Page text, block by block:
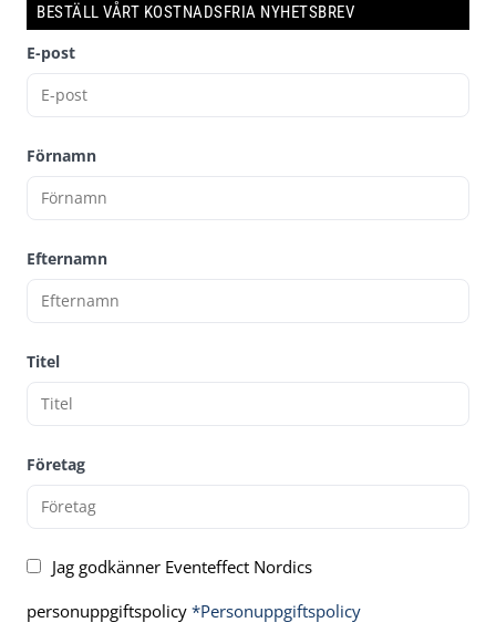
BESTÄLL VÅRT KOSTNADSFRIA NYHETSBREV
E-post
Förnamn
Efternamn
Titel
Företag
Jag godkänner Eventeffect Nordics
personuppgiftspolicy *Personuppgiftspolicy